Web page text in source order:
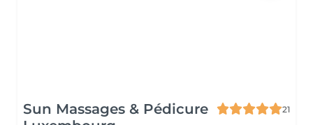
Sun Massages & Pédicure
21